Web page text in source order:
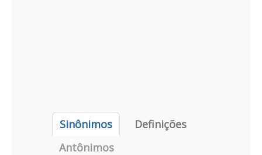
Sinônimos
Definições
Antônimos